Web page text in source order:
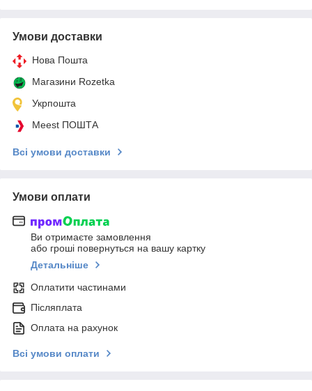
Умови доставки
Нова Пошта
Магазини Rozetka
Укрпошта
Meest ПОШТА
Всі умови доставки
Умови оплати
Ви отримаєте замовлення
або гроші повернуться на вашу картку
Детальніше
Оплатити частинами
Післяплата
Оплата на рахунок
Всі умови оплати